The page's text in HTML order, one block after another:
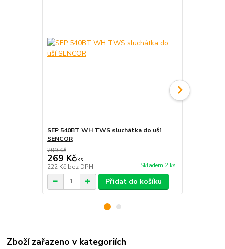
SEP 540BT WH TWS sluchátka do uší
SENCOR
299 Kč
269 Kč/ks
222 Kč bez DPH Skladem 2 ks
Přidat do košíku
Zboží zařazeno v kategoriích